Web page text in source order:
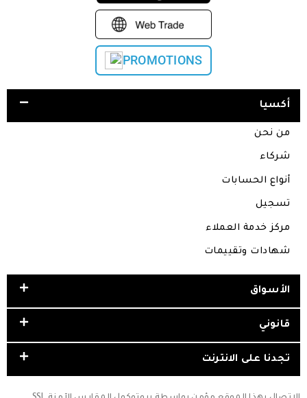
PROMOTIONS
أكسيا
من نحن
شركاء
أنواع الحسابات
تسجيل
مركز خدمة العملاء
شهادات وتقييمات
الأسواق
قانوني
تجدنا على الانترنت